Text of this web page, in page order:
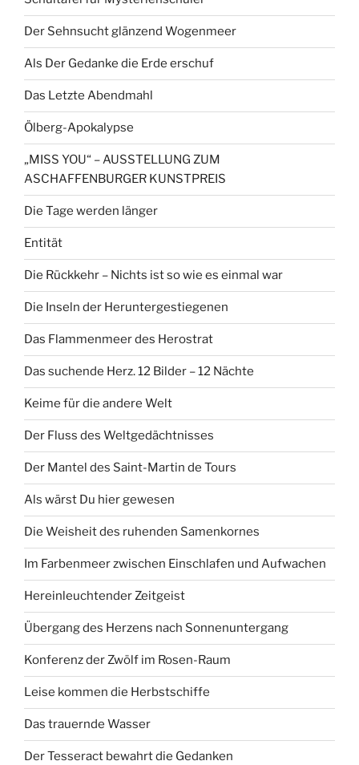
Der Sehnsucht glänzend Wogenmeer
Als Der Gedanke die Erde erschuf
Das Letzte Abendmahl
Ölberg-Apokalypse
„MISS YOU“ – AUSSTELLUNG ZUM
ASCHAFFENBURGER KUNSTPREIS
Die Tage werden länger
Entität
Die Rückkehr – Nichts ist so wie es einmal war
Die Inseln der Heruntergestiegenen
Das Flammenmeer des Herostrat
Das suchende Herz. 12 Bilder – 12 Nächte
Keime für die andere Welt
Der Fluss des Weltgedächtnisses
Der Mantel des Saint-Martin de Tours
Als wärst Du hier gewesen
Die Weisheit des ruhenden Samenkornes
Im Farbenmeer zwischen Einschlafen und Aufwachen
Hereinleuchtender Zeitgeist
Übergang des Herzens nach Sonnenuntergang
Konferenz der Zwölf im Rosen-Raum
Leise kommen die Herbstschiffe
Das trauernde Wasser
Der Tesseract bewahrt die Gedanken